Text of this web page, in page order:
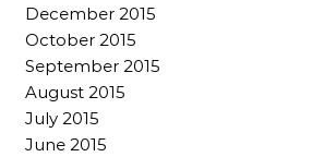
December 2015
October 2015
September 2015
August 2015
July 2015
June 2015